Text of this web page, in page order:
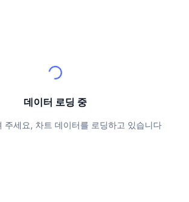
전트 허브
레이스
데이터 로딩 중
주세요, 차트 데이터를 로딩하고 있습니다